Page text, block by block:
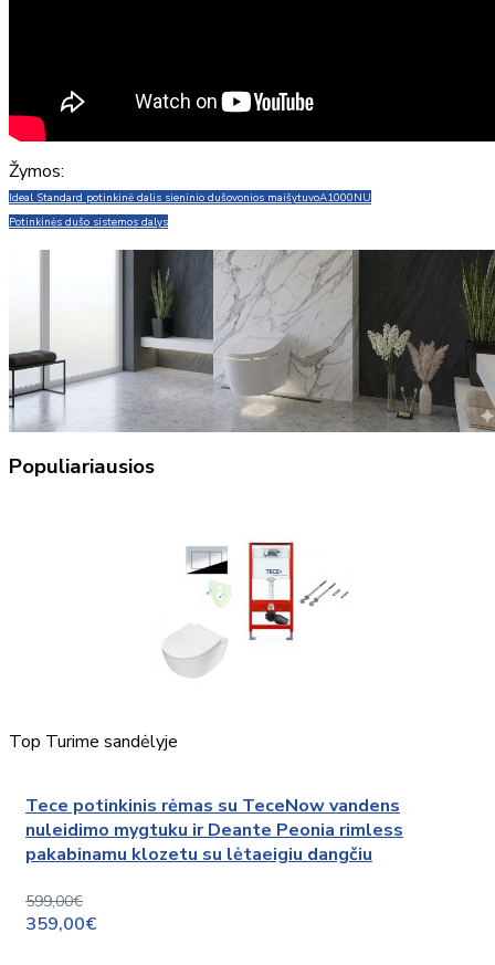
Žymos:
Ideal Standard potinkinė dalis sieninio dušovonios maišytuvoA1000NU
Potinkinės dušo sistemos dalys
Populiariausios
Top Turime sandėlyje
Tece potinkinis rėmas su TeceNow vandens
nuleidimo mygtuku ir Deante Peonia rimless
pakabinamu klozetu su lėtaeigiu dangčiu
599,00€
359,00€